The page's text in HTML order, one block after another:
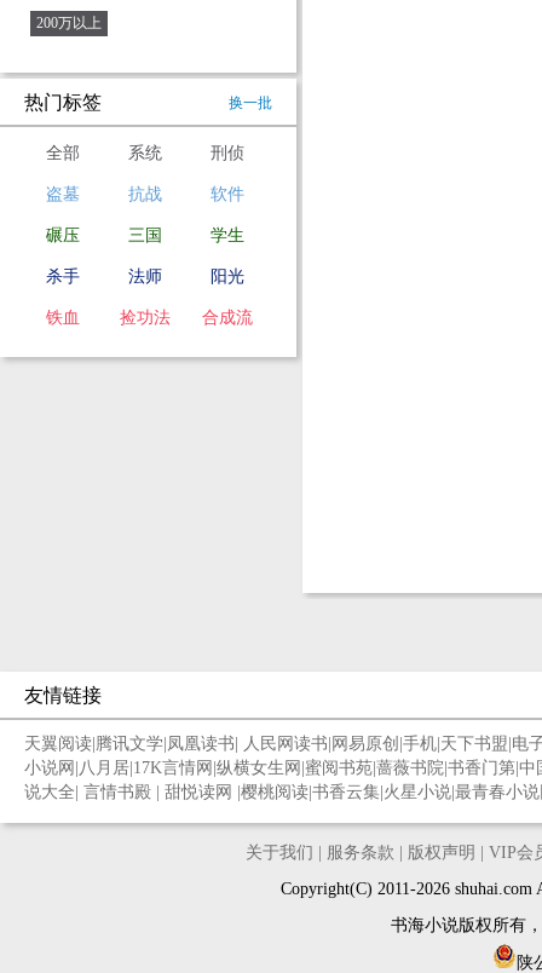
200万以上
热门标签 换一批
全部 系统 刑侦
盗墓 抗战 软件
碾压 三国 学生
杀手 法师 阳光
铁血 捡功法 合成流
友情链接
天翼阅读 腾讯文学 凤凰读书 人民网读书 网易原创 手机 天下书盟 电
小说网 八月居 17K言情网 纵横女生网 蜜阅书苑 蔷薇书院 书香门第 中
说大全 言情书殿 甜悦读网 樱桃阅读 书香云集 火星小说 最青春小
关于我们 服务条款 版权声明
VIP会
Copyright(C) 2011-2026
书海小说版权所有
陕